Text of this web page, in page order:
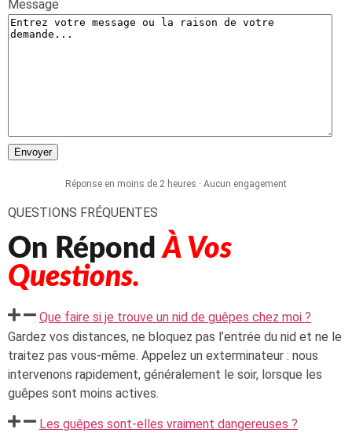
Message
Réponse en moins de 2 heures · Aucun engagement
QUESTIONS FRÉQUENTES
On RépondÀ Vos
Questions.
Que faire si je trouve un nid de guêpes chez moi ?
Gardez vos distances, ne bloquez pas l’entrée du nid et ne le
traitez pas vous-même. Appelez un exterminateur : nous
intervenons rapidement, généralement le soir, lorsque les
guêpes sont moins actives.
Les guêpes sont-elles vraiment dangereuses ?